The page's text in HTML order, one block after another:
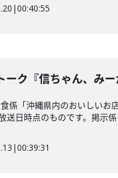
|00:40:55
ーク『信ちゃん、み
係「沖縄県内のおいしい
送日時点のものです。掲示係
|00:39:31